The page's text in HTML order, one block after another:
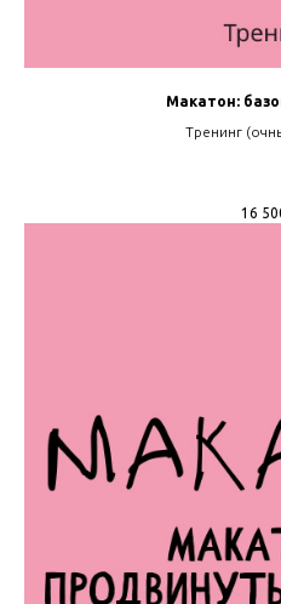
Макатон:
Тренинг
16